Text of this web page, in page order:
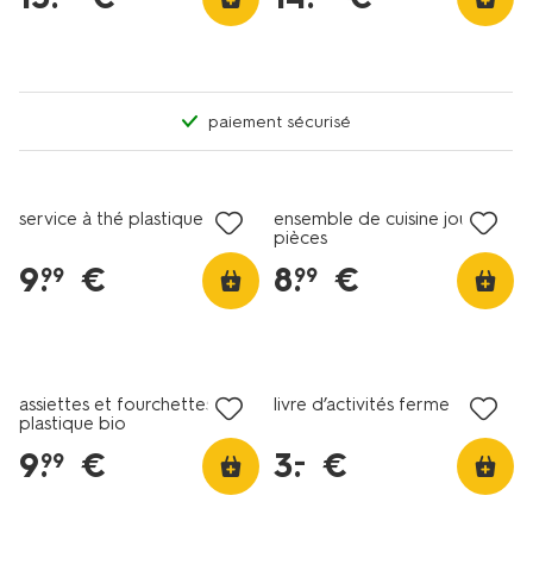
paiement sécurisé
service à thé plastique bio
9.
99 €
ensemble de cuisine jouet 7
pièces
8.
99 €
assiettes et fourchettes
plastique bio
9.
99 €
livre d’activités ferme
3.
– €